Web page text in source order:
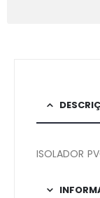
ISOLADOR